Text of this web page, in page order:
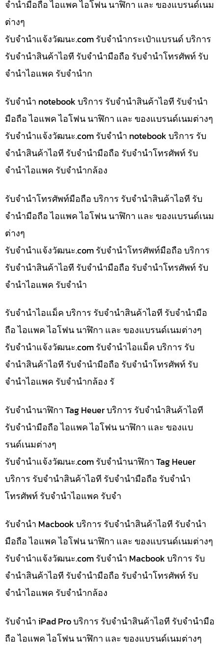
จำนำมือถือ ไอแพค ไอโฟน นาฬิกา และ ของแบรนด์เนม
ต่างๆ
รับจํานําแจ้งวัฒนะ.com รับจำนำกระเป๋าแบรนด์ บริการ
รับจำนำสินค้าไอที รับจำนำมือถือ รับจำนำโทรศัพท์ รับ
จำนำไอแพค รับจำนำก
รับจำนำ notebook บริการ รับจำนำสินค้าไอที รับจำนำ
มือถือ ไอแพค ไอโฟน นาฬิกา และ ของแบรนด์เนมต่างๆ
รับจํานําแจ้งวัฒนะ.com รับจำนำ notebook บริการ รับ
จำนำสินค้าไอที รับจำนำมือถือ รับจำนำโทรศัพท์ รับ
จำนำไอแพค รับจำนำกล้อง
รับจำนำโทรศัพท์มือถือ บริการ รับจำนำสินค้าไอที รับ
จำนำมือถือ ไอแพค ไอโฟน นาฬิกา และ ของแบรนด์เนม
ต่างๆ
รับจํานําแจ้งวัฒนะ.com รับจำนำโทรศัพท์มือถือ บริการ
รับจำนำสินค้าไอที รับจำนำมือถือ รับจำนำโทรศัพท์ รับ
จำนำไอแพค รับจำนำ
รับจำนำไอแม็ค บริการ รับจำนำสินค้าไอที รับจำนำมือ
ถือ ไอแพค ไอโฟน นาฬิกา และ ของแบรนด์เนมต่างๆ
รับจํานําแจ้งวัฒนะ.com รับจำนำไอแม็ค บริการ รับ
จำนำสินค้าไอที รับจำนำมือถือ รับจำนำโทรศัพท์ รับ
จำนำไอแพค รับจำนำกล้อง รั
รับจำนำนาฬิกา Tag Heuer บริการ รับจำนำสินค้าไอที
รับจำนำมือถือ ไอแพค ไอโฟน นาฬิกา และ ของแบ
รนด์เนมต่างๆ
รับจํานําแจ้งวัฒนะ.com รับจำนำนาฬิกา Tag Heuer
บริการ รับจำนำสินค้าไอที รับจำนำมือถือ รับจำนำ
โทรศัพท์ รับจำนำไอแพค รับจำ
รับจำนำ Macbook บริการ รับจำนำสินค้าไอที รับจำนำ
มือถือ ไอแพค ไอโฟน นาฬิกา และ ของแบรนด์เนมต่างๆ
รับจํานําแจ้งวัฒนะ.com รับจำนำ Macbook บริการ รับ
จำนำสินค้าไอที รับจำนำมือถือ รับจำนำโทรศัพท์ รับ
จำนำไอแพค รับจำนำกล้อง
รับจำนำ iPad Pro บริการ รับจำนำสินค้าไอที รับจำนำมือ
ถือ ไอแพค ไอโฟน นาฬิกา และ ของแบรนด์เนมต่างๆ